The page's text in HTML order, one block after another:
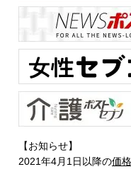
【お知らせ】
2021年4月1日以降の価